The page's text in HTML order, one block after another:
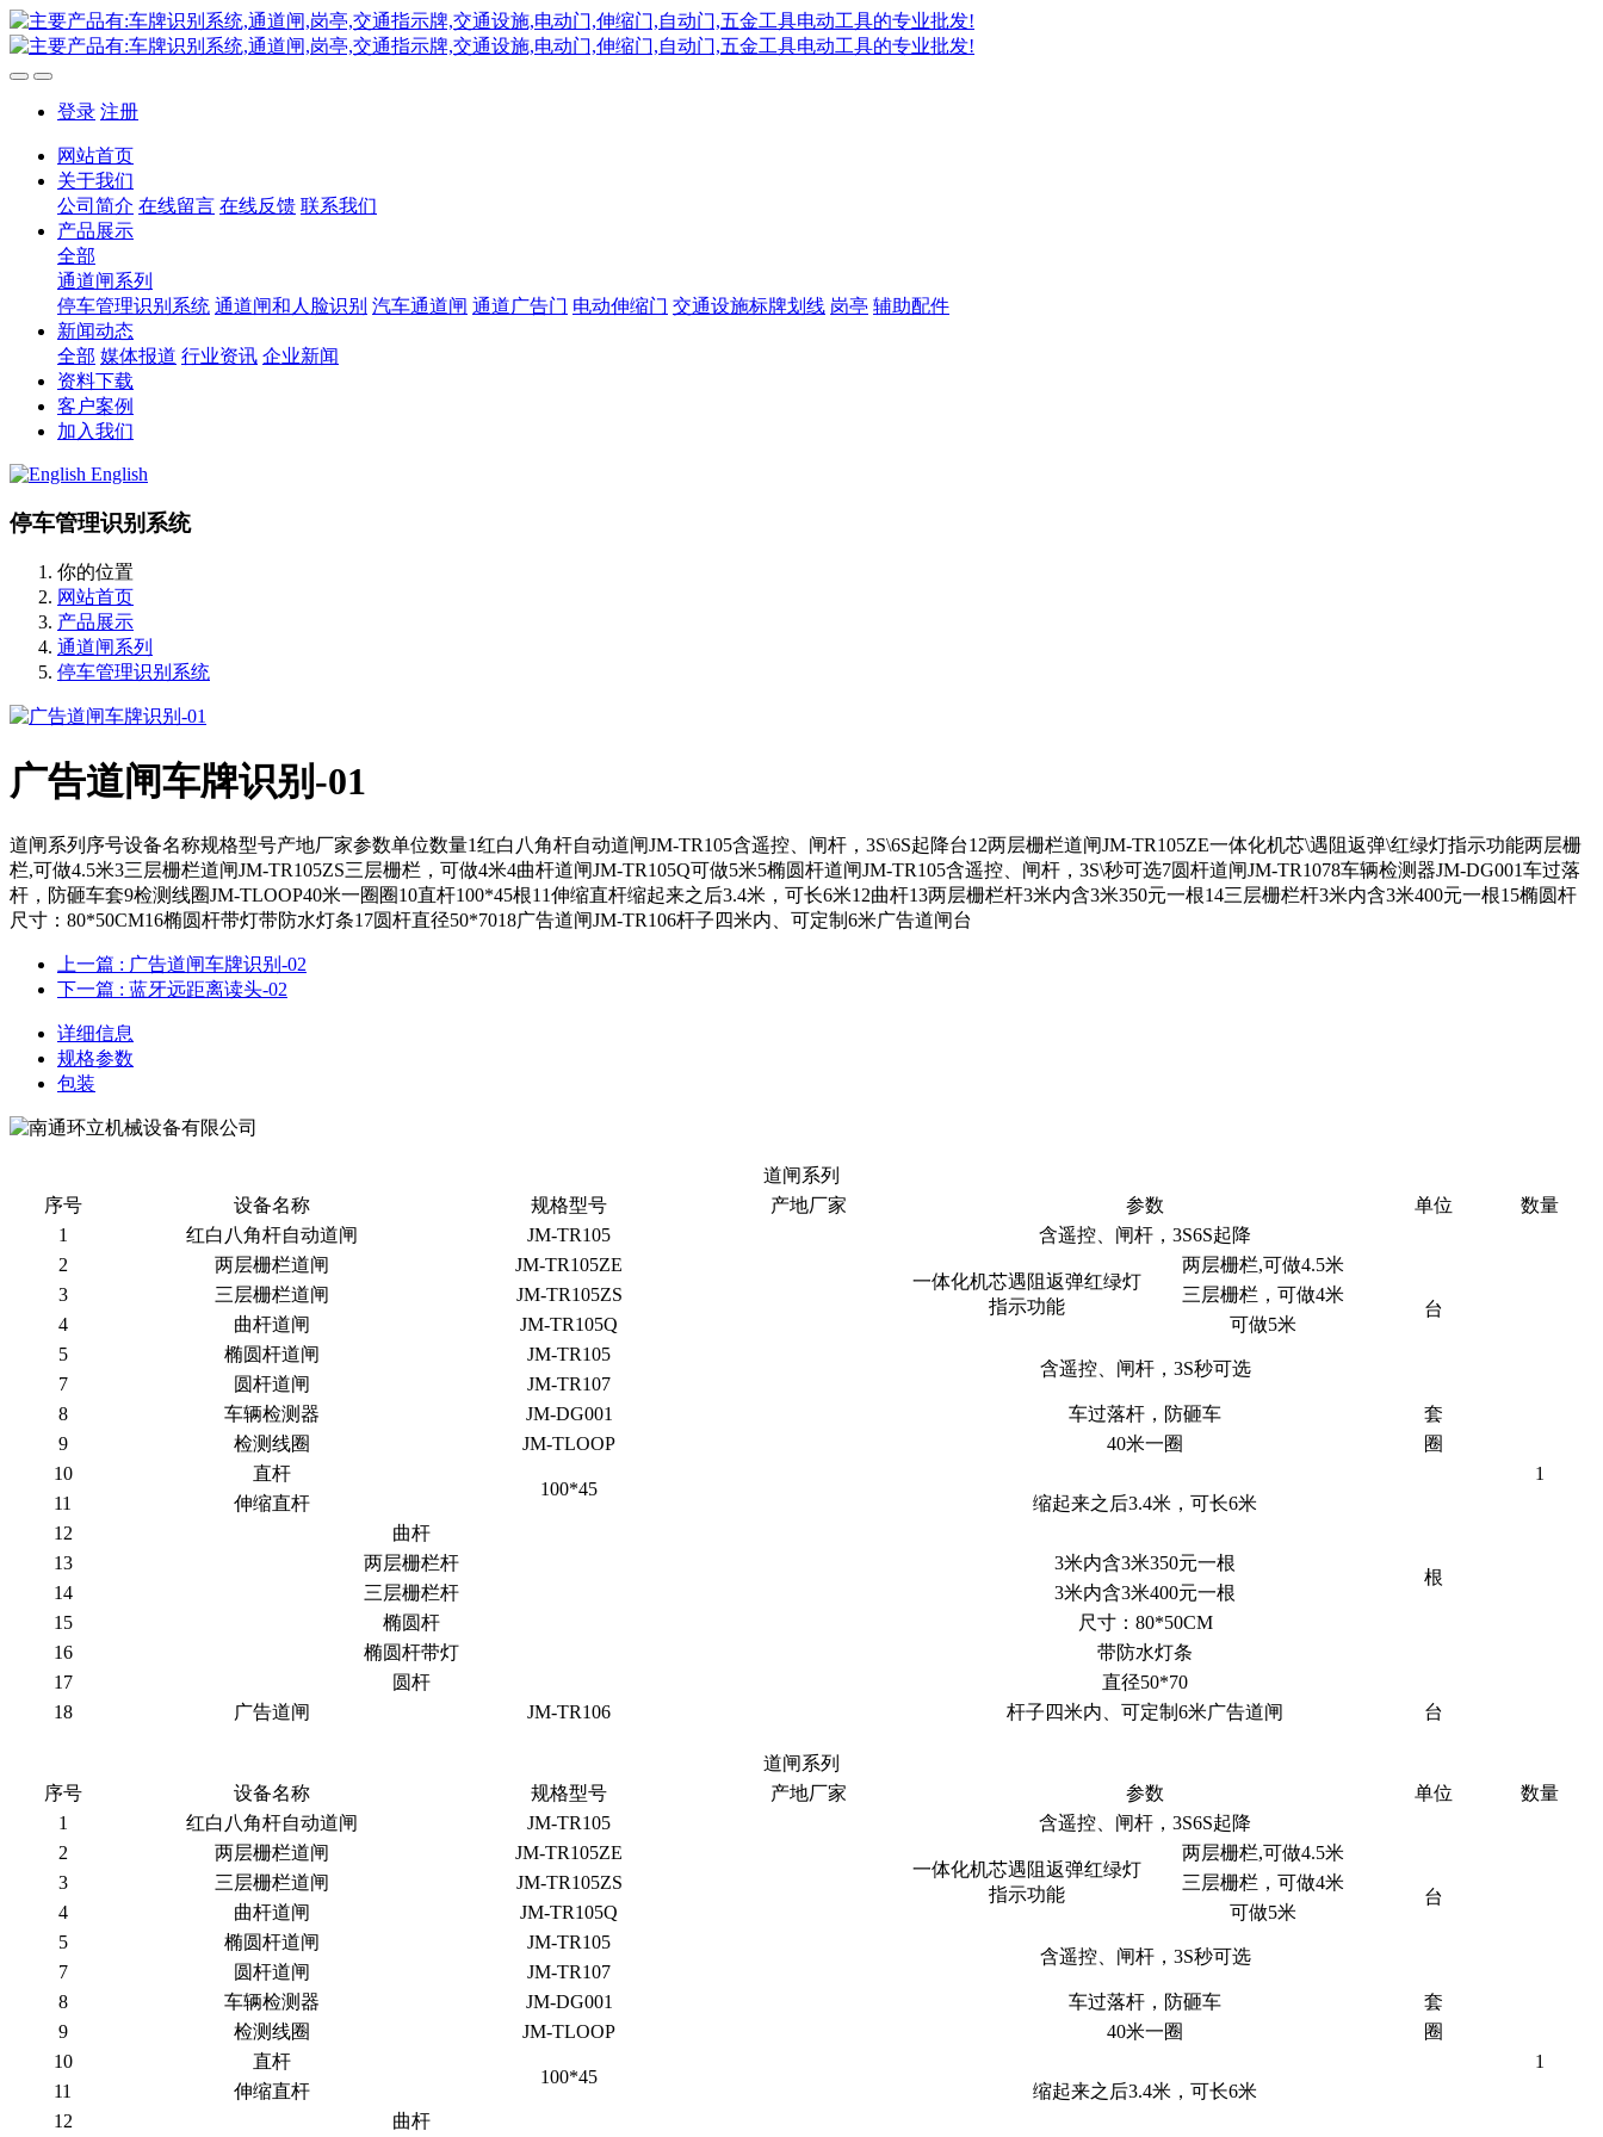
登录 注册
网站首页
关于我们
公司简介 在线留言 在线反馈 联系我们
产品展示
全部
通道闸系列
停车管理识别系统 通道闸和人脸识别 汽车通道闸 通道广告门 电动伸缩门 交通设施标牌划线 岗亭 辅助配件
新闻动态
全部 媒体报道 行业资讯 企业新闻
资料下载
客户案例
加入我们
English
停车管理识别系统
你的位置
网站首页
产品展示
通道闸系列
停车管理识别系统
广告道闸车牌识别-01
道闸系列序号设备名称规格型号产地厂家参数单位数量1红白八角杆自动道闸JM-TR105含遥控、闸杆，3S\6S起降台12两层栅栏道闸JM-TR105ZE一体化机芯\遇阻返弹\红绿灯指示功能两层栅
栏,可做4.5米3三层栅栏道闸JM-TR105ZS三层栅栏，可做4米4曲杆道闸JM-TR105Q可做5米5椭圆杆道闸JM-TR105含遥控、闸杆，3S\秒可选7圆杆道闸JM-TR1078车辆检测器JM-DG001车过落
杆，防砸车套9检测线圈JM-TLOOP40米一圈圈10直杆100*45根11伸缩直杆缩起来之后3.4米，可长6米12曲杆13两层栅栏杆3米内含3米350元一根14三层栅栏杆3米内含3米400元一根15椭圆杆
尺寸：80*50CM16椭圆杆带灯带防水灯条17圆杆直径50*7018广告道闸JM-TR106杆子四米内、可定制6米广告道闸台
上一篇 : 广告道闸车牌识别-02
下一篇 : 蓝牙远距离读头-02
详细信息
规格参数
包装
道闸系列
序号
设备名称 规格型号 产地厂家 参数 单位
数量
1
红白八角杆自动道闸 JM-TR105 含遥控、闸杆，3S6S起降
台
1
2 两层栅栏道闸
JM-TR105ZE
一体化机芯遇阻返弹红绿灯
指示功能
两层栅栏,可做4.5米
3
三层栅栏道闸 JM-TR105ZS
三层栅栏，可做4米
4
曲杆道闸 JM-TR105Q
可做5米
5
椭圆杆道闸 JM-TR105
含遥控、闸杆，3S秒可选
7 圆杆道闸
JM-TR107
8
车辆检测器 JM-DG001 车过落杆，防砸车
套
9
检测线圈 JM-TLOOP 40米一圈
圈
10
直杆
100*45
根
11 伸缩直杆
缩起来之后3.4米，可长6米
12
曲杆
13
两层栅栏杆
3米内含3米350元一根
14
三层栅栏杆
3米内含3米400元一根
15
椭圆杆
尺寸：80*50CM
16
椭圆杆带灯
带防水灯条
17
圆杆
直径50*70
18
广告道闸 JM-TR106 杆子四米内、可定制6米广告道闸 台
道闸系列
序号
设备名称 规格型号 产地厂家 参数 单位
数量
1
红白八角杆自动道闸 JM-TR105 含遥控、闸杆，3S6S起降
台
1
2 两层栅栏道闸
JM-TR105ZE
一体化机芯遇阻返弹红绿灯
指示功能
两层栅栏,可做4.5米
3
三层栅栏道闸 JM-TR105ZS
三层栅栏，可做4米
4
曲杆道闸 JM-TR105Q
可做5米
5
椭圆杆道闸 JM-TR105
含遥控、闸杆，3S秒可选
7 圆杆道闸
JM-TR107
8
车辆检测器 JM-DG001 车过落杆，防砸车
套
9
检测线圈 JM-TLOOP 40米一圈
圈
10
直杆
100*45
11 伸缩直杆
缩起来之后3.4米，可长6米
12
曲杆